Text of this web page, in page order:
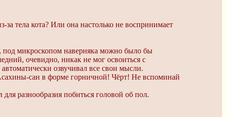
тела кота? Или она настолько не воспринимает
под микроскопом наверняка можно было бы
очевидно, никак не мог освоиться с
озвучивал все свои мысли.
сан в форме горничной! Чёрт! Не вспоминай
разнообразия побиться головой об пол.